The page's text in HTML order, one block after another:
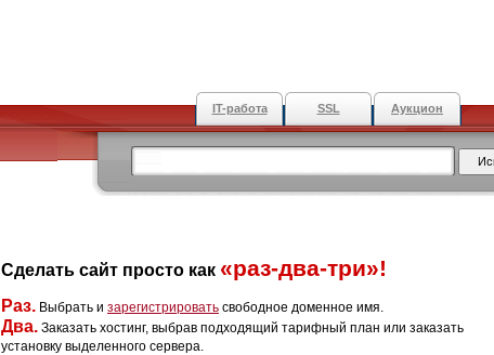
IT-работа SSL Аукцион
Сделать сайт просто как «раз-два-три»!
Раз. Выбрать и зарегистрировать свободное доменное имя.
Два. Заказать хостинг, выбрав подходящий тарифный план или заказать
установку выделенного сервера.